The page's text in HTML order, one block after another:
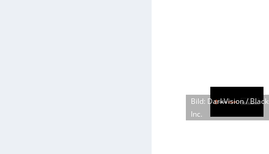
Bild: DarkVision /
Inc.